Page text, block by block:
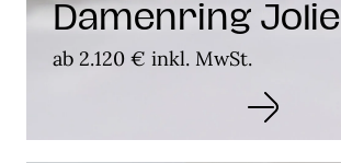
Damenring Jolie
ab 2.120 € inkl. MwSt.